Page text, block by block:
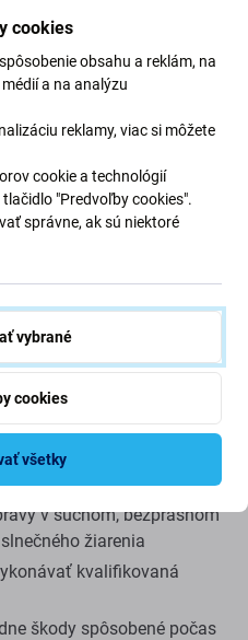
opäť fungovalo bez
zariadenia . Náhradný
na trhu a je 100%
už z výroby. Ak sa
je potrebné špeciálne
ponuke
na krehké časti konektorov
funkčnosť dielu
v suchom, bezprašnom
žiarenia
kvalifikovaná
škody spôsobené počas
cookies
obsahu a reklám, na
a na analýzu
reklamy, viac si môžete
cookie a technológií
"Predvoľby cookies".
správne, ak sú niektoré
vybrané
cookies
všetky